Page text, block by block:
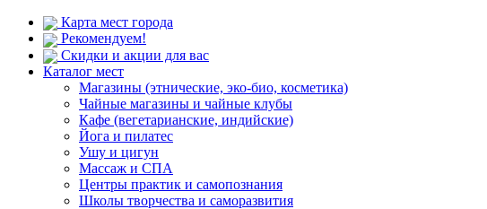
Карта мест города
Рекомендуем!
Скидки и акции для вас
Каталог мест
Магазины (этнические, эко-био, косметика)
Чайные магазины и чайные клубы
Кафе (вегетарианские, индийские)
Йога и пилатес
Ушу и цигун
Массаж и СПА
Центры практик и самопознания
Школы творчества и саморазвития